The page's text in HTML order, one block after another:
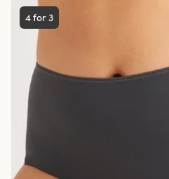
4 for 3